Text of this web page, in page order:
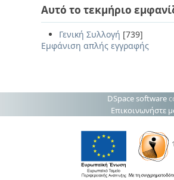
Αυτό το τεκμήριο
Γενική Συλλογή [739]
Εμφάνιση απλής εγγραφής
DSpace software
Επικοινωνήστε